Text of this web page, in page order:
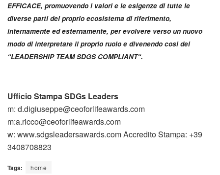
EFFICACE, promuovendo i valori e le esigenze di tutte le
diverse parti del proprio ecosistema di riferimento,
internamente ed esternamente, per evolvere verso un nuovo
modo di interpretare il proprio ruolo e divenendo cosi dei
“LEADERSHIP TEAM SDGS COMPLIANT“.
Ufficio Stampa SDGs Leaders
m: d.digiuseppe@ceoforlifeawards.com
m:a.ricco@ceoforlifeawards.com
w: www.sdgsleadersawards.com Accredito Stampa: +39
3408708823
Tags: home